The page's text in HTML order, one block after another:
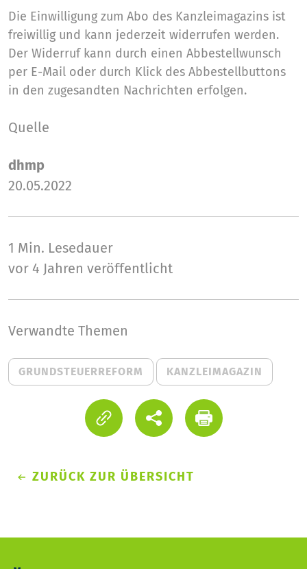
Die Einwilligung zum Abo des Kanzleimagazins ist
freiwillig und kann jederzeit widerrufen werden.
Der Widerruf kann durch einen Abbestellwunsch
per E-Mail oder durch Klick des Abbestellbuttons
in den zugesandten Nachrichten erfolgen.
Quelle
dhmp
20.05.2022
1 Min. Lesedauer
vor 4 Jahren veröffentlicht
Verwandte Themen
GRUNDSTEUERREFORM KANZLEIMAGAZIN
ZURÜCK ZUR ÜBERSICHT